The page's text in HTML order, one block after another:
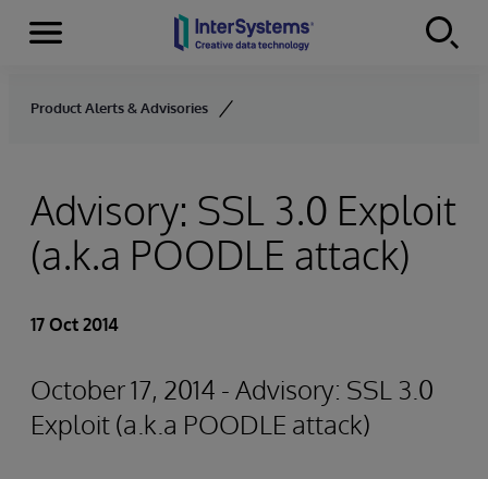
Skip to content
Menu
Product Alerts & Advisories
Advisory: SSL 3.0 Exploit
(a.k.a POODLE attack)
17 Oct 2014
October 17, 2014 - Advisory: SSL 3.0
Exploit (a.k.a POODLE attack)